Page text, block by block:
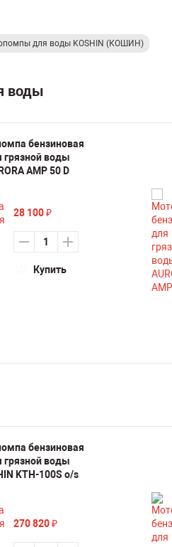
для воды KOSHIN (КОШИН)
воды
бензиновая
грязной воды
AMP 50 D
28 100 ₽
Купить
бензиновая
грязной воды
KTH-100S o/s
270 820 ₽